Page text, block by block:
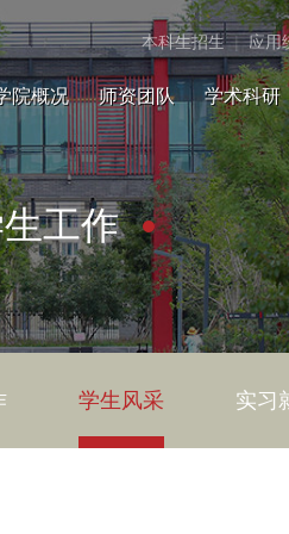
本科生招生 | 应用
院概况 师资团队 学术科研
工作
学生风采 实习